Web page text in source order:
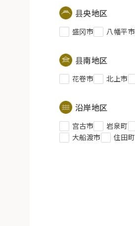
县央地区
盛冈市 八幡平市
县南地区
花卷市 北上市
沿岸地区
宫古市 岩泉町
大船渡市
住田町